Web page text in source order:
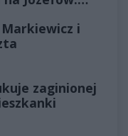
i
zaginionej